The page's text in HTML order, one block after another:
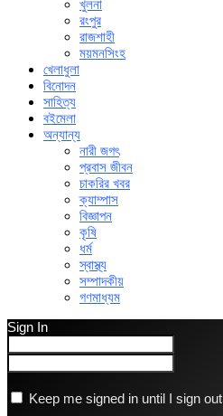
খুলনা
রংপুর
রাজশাহী
ময়মনসিংহ
খেলাধুলা
বিনোদন
সাহিত্য
বইমেলা
অন্যান্য
নারী জগৎ
প্রবাস জীবন
চাকরির খবর
ক্যাম্পাস
বিজ্ঞাপন
কৃষি
ধর্ম
স্বাস্থ্য
সম্পাদকীয়
গণমাধ্যম
Sign In
Keep me signed in until I sign out